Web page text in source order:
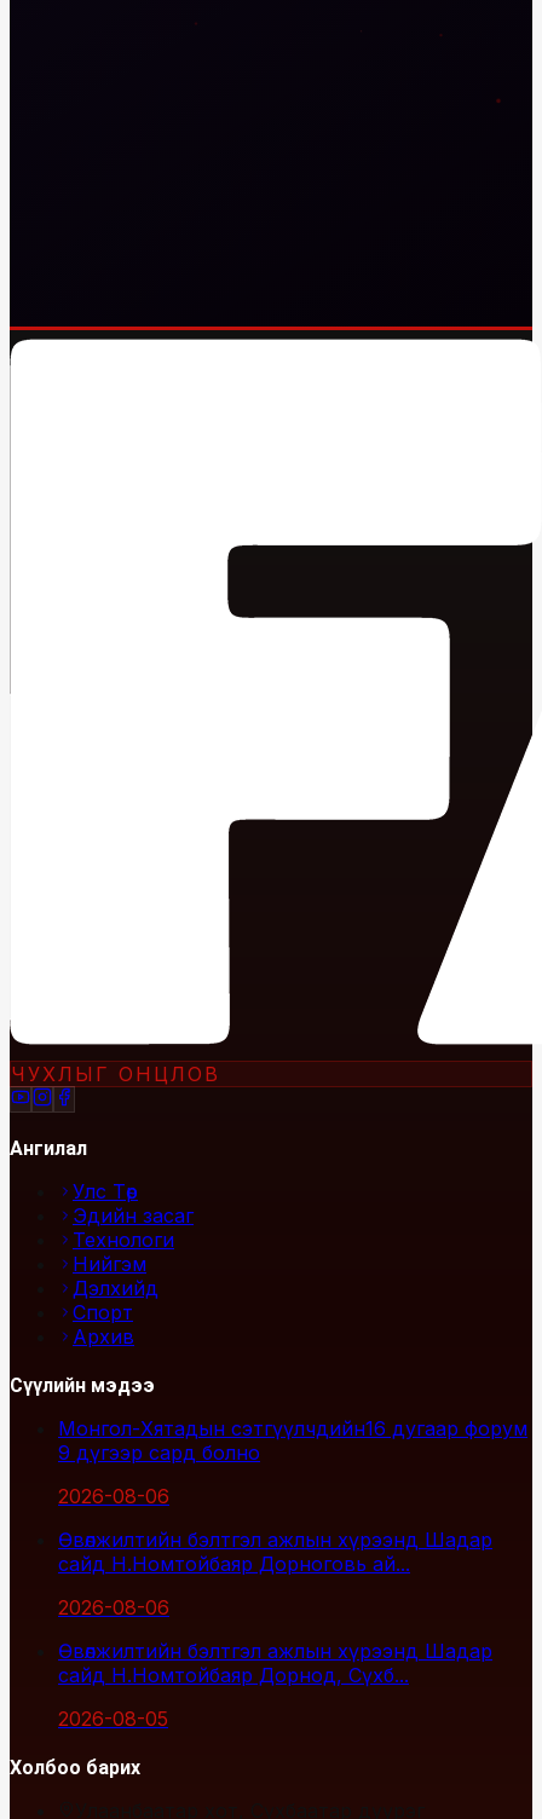
ЧУХЛЫГ ОНЦЛОВ
Ангилал
Улс Төр
Эдийн засаг
Технологи
Нийгэм
Дэлхийд
Спорт
Архив
Сүүлийн мэдээ
Монгол-Хятадын сэтгүүлчдийн16 дугаар форум
9 дүгээр сард болно
2026-08-06
Өвөлжилтийн бэлтгэл ажлын хүрээнд Шадар
сайд Н.Номтойбаяр Дорноговь ай...
2026-08-06
Өвөлжилтийн бэлтгэл ажлын хүрээнд Шадар
сайд Н.Номтойбаяр Дорнод, Сүхб...
2026-08-05
Холбоо барих